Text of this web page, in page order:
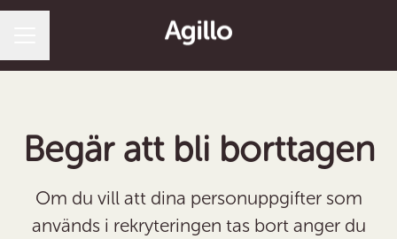
Begär att bli borttagen
Om du vill att dina personuppgifter som
används i rekryteringen tas bort anger du